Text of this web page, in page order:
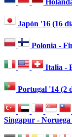
Japón '16 (16
Polonia -
Italia -
Portugal '14 (2
Singapur - Noruega